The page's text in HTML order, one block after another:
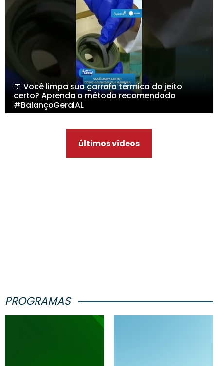
🧼 Você limpa sua garrafa térmica do jeito
certo? Aprenda o método recomendado
#BalançoGeralAL
últimos videos
PROGRAMAS